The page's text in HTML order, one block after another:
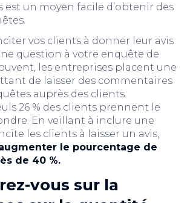
est un moyen facile d’obtenir des
vos clients à donner leur avis
question à votre enquête de
les entreprises placent une
de laisser des commentaires
auprès des clients.
26 % des clients prennent le
En veillant à inclure une
les clients à laisser un avis,
le pourcentage de
de 40 %.
vous sur la